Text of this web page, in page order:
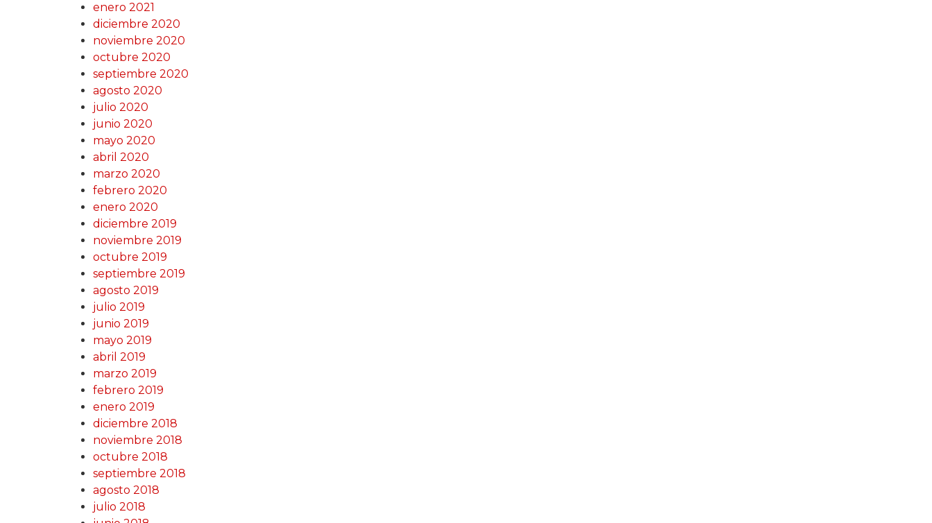
enero 2021
diciembre 2020
noviembre 2020
octubre 2020
septiembre 2020
agosto 2020
julio 2020
junio 2020
mayo 2020
abril 2020
marzo 2020
febrero 2020
enero 2020
diciembre 2019
noviembre 2019
octubre 2019
septiembre 2019
agosto 2019
julio 2019
junio 2019
mayo 2019
abril 2019
marzo 2019
febrero 2019
enero 2019
diciembre 2018
noviembre 2018
octubre 2018
septiembre 2018
agosto 2018
julio 2018